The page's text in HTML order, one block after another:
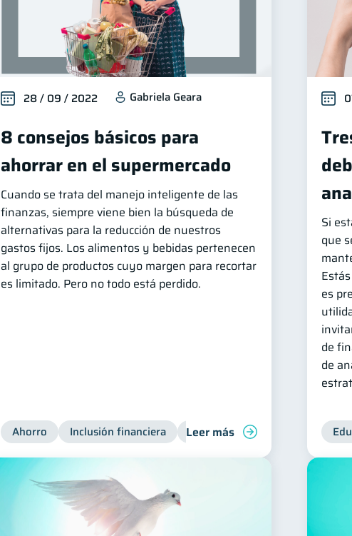
28 / 09 / 2022 Gabriela Geara
8 consejos básicos para
ahorrar en el supermercado
Cuando se trata del manejo inteligente de las
finanzas, siempre viene bien la búsqueda de
alternativas para la reducción de nuestros
gastos fijos. Los alimentos y bebidas pertenecen
al grupo de productos cuyo margen para recortar
es limitado. Pero no todo está perdido.
Ahorro Inclusión financiera Finanzas para jóvenes
Leer más
Si
que
es
de
de